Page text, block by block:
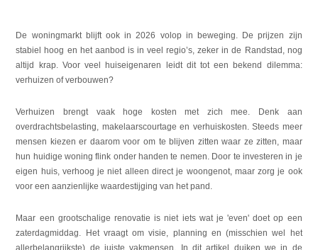
De woningmarkt blijft ook in 2026 volop in beweging. De prijzen zijn
stabiel hoog en het aanbod is in veel regio’s, zeker in de Randstad, nog
altijd krap. Voor veel huiseigenaren leidt dit tot een bekend dilemma:
verhuizen of verbouwen?
Verhuizen brengt vaak hoge kosten met zich mee. Denk aan
overdrachtsbelasting, makelaarscourtage en verhuiskosten. Steeds meer
mensen kiezen er daarom voor om te blijven zitten waar ze zitten, maar
hun huidige woning flink onder handen te nemen. Door te investeren in je
eigen huis, verhoog je niet alleen direct je woongenot, maar zorg je ook
voor een aanzienlijke waardestijging van het pand.
Maar een grootschalige renovatie is niet iets wat je 'even' doet op een
zaterdagmiddag. Het vraagt om visie, planning en (misschien wel het
allerbelangrijkste) de juiste vakmensen. In dit artikel duiken we in de